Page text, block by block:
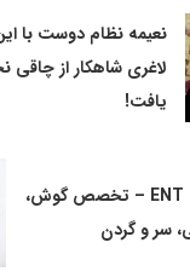
نعیمه نظام دوست با
لاغری شاهکار از چاقی
یافت!
متخصص ENT – تخصص گوش،
سر و گردن